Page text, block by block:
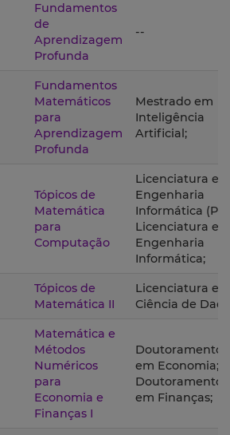
Fundamentos
de
Aprendizagem
Profunda
--
Fundamentos
Matemáticos
para
Aprendizagem
Profunda
Mestrado em
Inteligência
Artificial;
Tópicos de
Matemática
para
Computação
Licenciatura em
Engenharia
Informática
Licenciatura em
Engenharia
Informática;
Tópicos de
Matemática II
Licenciatura em
Ciência de
Matemática e
Métodos
Numéricos
para
Economia e
Finanças I
Doutoramento
em Economia;
Doutoramento
em Finanças;